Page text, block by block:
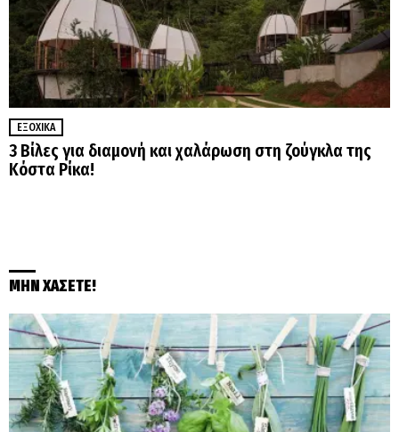
ΕΞΟΧΙΚΆ
3 Βίλες για διαμονή και χαλάρωση στη ζούγκλα της
Κόστα Ρίκα!
ΜΗΝ ΧΑΣΕΤΕ!